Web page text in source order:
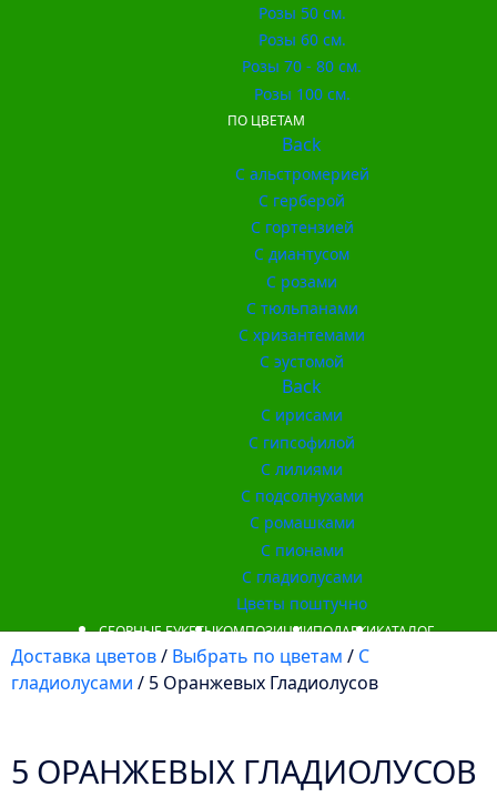
Розы 50 см.
Розы 60 см.
Розы 70 - 80 см.
Розы 100 см.
ПО ЦВЕТАМ
Back
С альстромерией
С герберой
С гортензией
С диантусом
С розами
С тюльпанами
С хризантемами
С эустомой
Back
С ирисами
С гипсофилой
С лилиями
С подсолнухами
С ромашками
С пионами
С гладиолусами
Цветы поштучно
СБОРНЫЕ БУКЕТЫКОМПОЗИЦИИПОДАРКИКАТАЛОГ
Доставка цветов/ Выбрать по цветам / С
гладиолусами / 5 Оранжевых Гладиолусов
5 ОРАНЖЕВЫХ ГЛАДИОЛУСОВ